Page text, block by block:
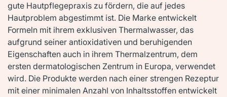
gute Hautpflegepraxis zu fördern, die auf jedes
Hautproblem abgestimmt ist. Die Marke entwickelt
Formeln mit ihrem exklusiven Thermalwasser, das
aufgrund seiner antioxidativen und beruhigenden
Eigenschaften auch in ihrem Thermalzentrum, dem
ersten dermatologischen Zentrum in Europa, verwendet
wird. Die Produkte werden nach einer strengen Rezeptur
mit einer minimalen Anzahl von Inhaltsstoffen entwickelt